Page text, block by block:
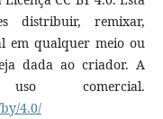
distribuir, remixar,
em qualquer meio ou
dada ao criador. A
comercial.
4.0/